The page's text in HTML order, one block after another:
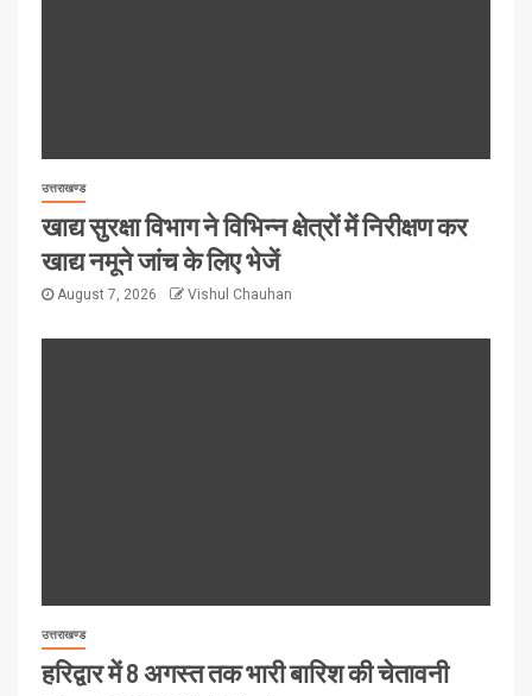
उत्तराखण्ड
खाद्य सुरक्षा विभाग ने विभिन्न क्षेत्रों में निरीक्षण कर
खाद्य नमूने जांच के लिए भेजें
August 7, 2026 Vishul Chauhan
उत्तराखण्ड
हरिद्वार में 8 अगस्त तक भारी बारिश की चेतावनी